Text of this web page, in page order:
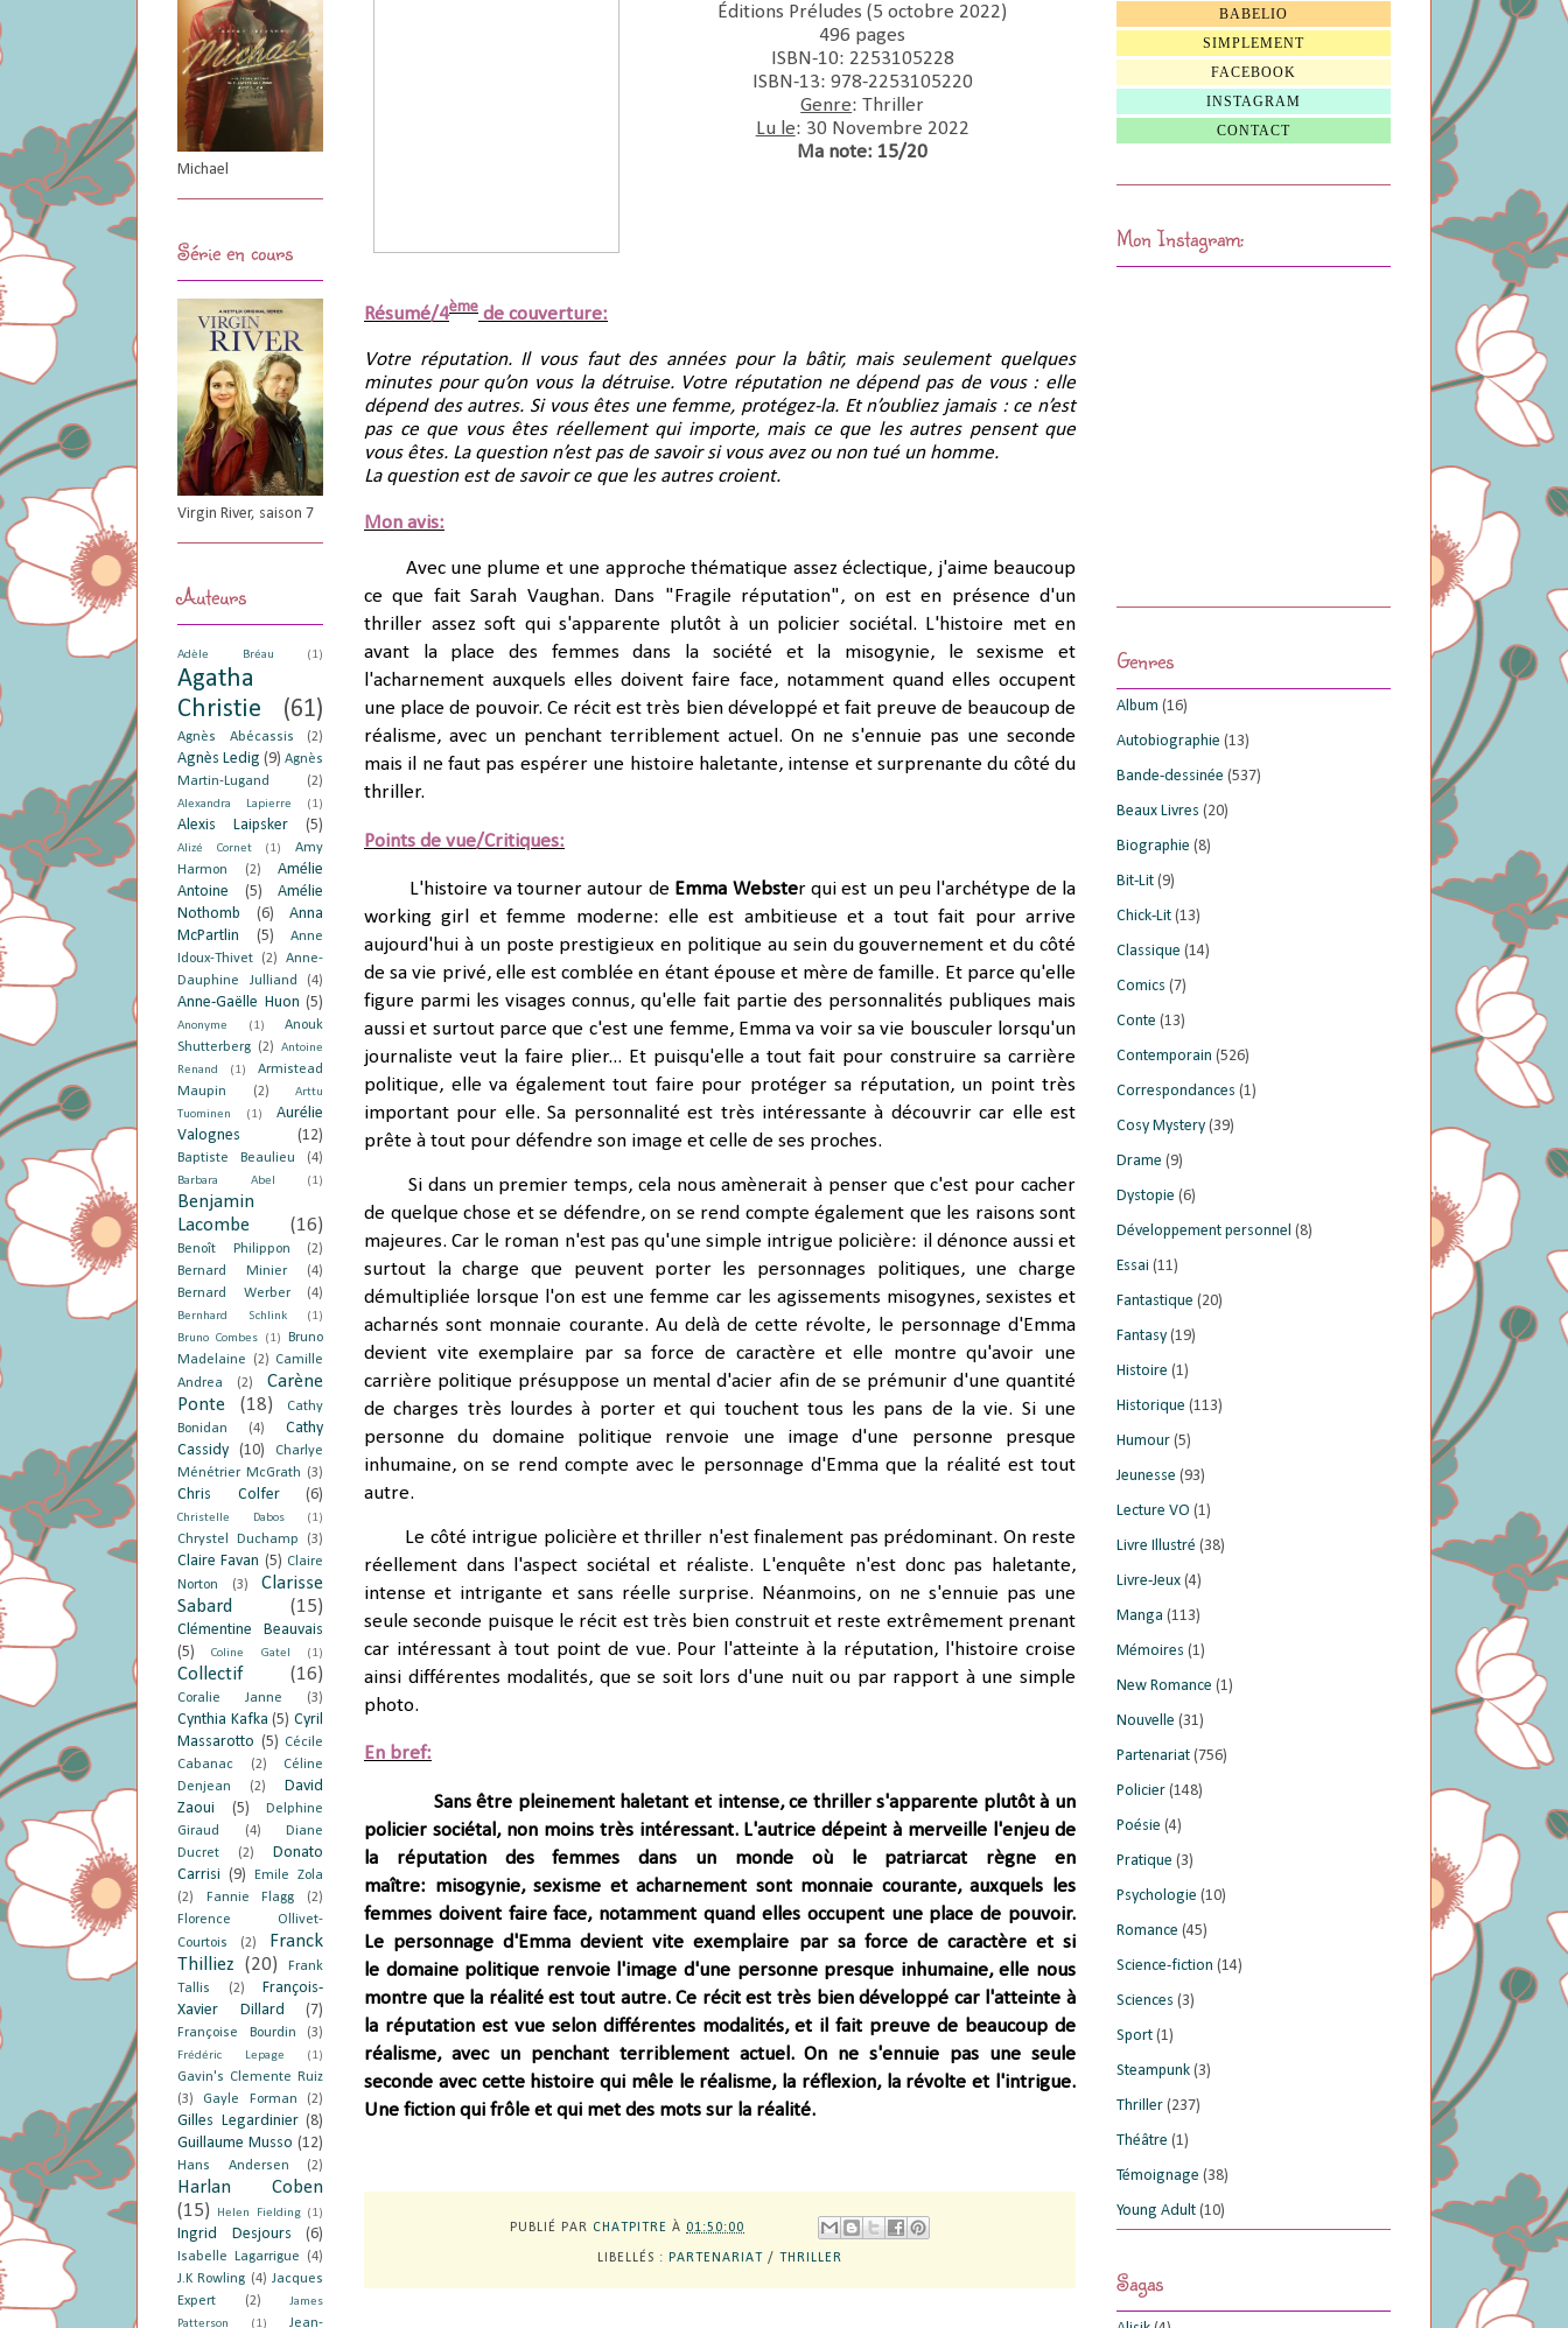
Éditions Préludes (5 octobre 2022)
496 pages
ISBN-10:‎ 2253105228
ISBN-13:‎ 978-2253105220
Genre: Thriller
Lu le: 30 Novembre 2022
Ma note: 15/20
Résumé/4ème de couverture:
Votre réputation. Il vous faut des années pour la bâtir, mais seulement quelques
minutes pour qu’on vous la détruise. Votre réputation ne dépend pas de vous : elle
dépend des autres. Si vous êtes une femme, protégez-la. Et n’oubliez jamais : ce n’est
pas ce que vous êtes réellement qui importe, mais ce que les autres pensent que
vous êtes. La question n’est pas de savoir si vous avez ou non tué un homme.
La question est de savoir ce que les autres croient.
Mon avis:
Avec une plume et une approche thématique assez éclectique, j'aime beaucoup
ce que fait Sarah Vaughan. Dans "Fragile réputation", on est en présence d'un
thriller assez soft qui s'apparente plutôt à un policier sociétal. L'histoire met en
avant la place des femmes dans la société et la misogynie, le sexisme et
l'acharnement auxquels elles doivent faire face, notamment quand elles occupent
une place de pouvoir. Ce récit est très bien développé et fait preuve de beaucoup de
réalisme, avec un penchant terriblement actuel. On ne s'ennuie pas une seconde
mais il ne faut pas espérer une histoire haletante, intense et surprenante du côté du
thriller.
Points de vue/Critiques:
L'histoire va tourner autour de Emma Webster qui est un peu l'archétype de la
working girl et femme moderne: elle est ambitieuse et a tout fait pour arrive
aujourd'hui à un poste prestigieux en politique au sein du gouvernement et du côté
de sa vie privé, elle est comblée en étant épouse et mère de famille. Et parce qu'elle
figure parmi les visages connus, qu'elle fait partie des personnalités publiques mais
aussi et surtout parce que c'est une femme, Emma va voir sa vie bousculer lorsqu'un
journaliste veut la faire plier... Et puisqu'elle a tout fait pour construire sa carrière
politique, elle va également tout faire pour protéger sa réputation, un point très
important pour elle. Sa personnalité est très intéressante à découvrir car elle est
prête à tout pour défendre son image et celle de ses proches.
Si dans un premier temps, cela nous amènerait à penser que c'est pour cacher
de quelque chose et se défendre, on se rend compte également que les raisons sont
majeures. Car le roman n'est pas qu'une simple intrigue policière: il dénonce aussi et
surtout la charge que peuvent porter les personnages politiques, une charge
démultipliée lorsque l'on est une femme car les agissements misogynes, sexistes et
acharnés sont monnaie courante. Au delà de cette révolte, le personnage d'Emma
devient vite exemplaire par sa force de caractère et elle montre qu'avoir une
carrière politique présuppose un mental d'acier afin de se prémunir d'une quantité
de charges très lourdes à porter et qui touchent tous les pans de la vie. Si une
personne du domaine politique renvoie une image d'une personne presque
inhumaine, on se rend compte avec le personnage d'Emma que la réalité est tout
autre.
Le côté intrigue policière et thriller n'est finalement pas prédominant. On reste
réellement dans l'aspect sociétal et réaliste. L'enquête n'est donc pas haletante,
intense et intrigante et sans réelle surprise. Néanmoins, on ne s'ennuie pas une
seule seconde puisque le récit est très bien construit et reste extrêmement prenant
car intéressant à tout point de vue. Pour l'atteinte à la réputation, l'histoire croise
ainsi différentes modalités, que se soit lors d'une nuit ou par rapport à une simple
photo.
En bref:
Sans être pleinement haletant et intense, ce thriller s'apparente plutôt à un
policier sociétal, non moins très intéressant. L'autrice dépeint à merveille l'enjeu de
la réputation des femmes dans un monde où le patriarcat règne en
maître: misogynie, sexisme et acharnement sont monnaie courante, auxquels les
femmes doivent faire face, notamment quand elles occupent une place de pouvoir.
Le personnage d'Emma devient vite exemplaire par sa force de caractère et si
le domaine politique renvoie l'image d'une personne presque inhumaine, elle nous
montre que la réalité est tout autre.Ce récit est très bien développé car l'atteinte à
la réputation est vue selon différentes modalités, et il fait preuve de beaucoup de
réalisme, avec un penchant terriblement actuel. On ne s'ennuie pas une seule
seconde avec cette histoire qui mêle le réalisme, la réflexion, la révolte et l'intrigue.
Une fiction qui frôle et qui met des mots sur la réalité.
PUBLIÉ PAR CHATPITRE À 01:50:00
LIBELLÉS : PARTENARIAT / THRILLER
Michael
Série en cours
Virgin River, saison 7
Auteurs
Adèle Bréau (1)
Agatha
Christie
(61)
Agnès Abécassis (2)
Agnès Ledig (9) Agnès
Martin-Lugand
(2)
Alexandra Lapierre (1)
Alexis Laipsker (5)
Alizé Cornet (1)
Amy
Harmon
(2)
Amélie
Antoine
(5)
Amélie
Nothomb
(6)
Anna
McPartlin
(5)
Anne
Idoux-Thivet
(2)
Anne-
Dauphine Julliand
(4)
Anne-Gaëlle Huon (5)
Anonyme (1)
Anouk
Shutterberg (2)
Antoine
Renand
(1)
Armistead
Maupin
(2)
Arttu
Tuominen
(1)
Aurélie
Valognes
(12)
Baptiste Beaulieu (4)
Barbara Abel (1)
Benjamin
Lacombe
(16)
Benoît Philippon
(2)
Bernard Minier
(4)
Bernard Werber
(4)
Bernhard Schlink
(1)
Bruno Combes
(1)
Bruno
Madelaine
(2) Camille
Andrea
(2)
Carène
Ponte
(18)
Cathy
Bonidan
(4)
Cathy
Cassidy (10)
Charlye
Ménétrier McGrath (3)
Chris Colfer (6)
Christelle Dabos (1)
Chrystel Duchamp (3)
Claire Favan (5) Claire
Norton
(3)
Clarisse
Sabard
(15)
Clémentine Beauvais
(5)
Coline Gatel (1)
Collectif (16)
Coralie Janne (3)
Cynthia Kafka (5) Cyril
Massarotto (5) Cécile
Cabanac
(2)
Céline
Denjean
(2)
David
Zaoui
(5)
Delphine
Giraud
(4)
Diane
Ducret
(2)
Donato
Carrisi (9)
Emile Zola
(2)
Fannie Flagg
(2)
Florence Ollivet-
Courtois
(2)
Franck
Thilliez (20)
Frank
Tallis
(2)
François-
Xavier Dillard
(7)
Françoise Bourdin (3)
Frédéric Lepage (1)
Gavin's Clemente Ruiz
(3)
Gayle Forman (2)
Gilles Legardinier (8)
Guillaume Musso (12)
Hans Andersen (2)
Harlan Coben
(15)
Helen Fielding (1)
Ingrid Desjours (6)
Isabelle Lagarrigue
(4)
J.K Rowling (4) Jacques
Expert
(2)
James
Patterson
(1) Jean-
BABELIO
SIMPLEMENT
FACEBOOK
INSTAGRAM
CONTACT
Mon Instagram:
Genres
Album (16)
Autobiographie (13)
Bande-dessinée (537)
Beaux Livres (20)
Biographie (8)
Bit-Lit (9)
Chick-Lit (13)
Classique (14)
Comics (7)
Conte (13)
Contemporain (526)
Correspondances (1)
Cosy Mystery (39)
Drame (9)
Dystopie (6)
Développement personnel (8)
Essai (11)
Fantastique (20)
Fantasy (19)
Histoire (1)
Historique (113)
Humour (5)
Jeunesse (93)
Lecture VO (1)
Livre Illustré (38)
Livre-Jeux (4)
Manga (113)
Mémoires (1)
New Romance (1)
Nouvelle (31)
Partenariat (756)
Policier (148)
Poésie (4)
Pratique (3)
Psychologie (10)
Romance (45)
Science-fiction (14)
Sciences (3)
Sport (1)
Steampunk (3)
Thriller (237)
Théâtre (1)
Témoignage (38)
Young Adult (10)
Sagas